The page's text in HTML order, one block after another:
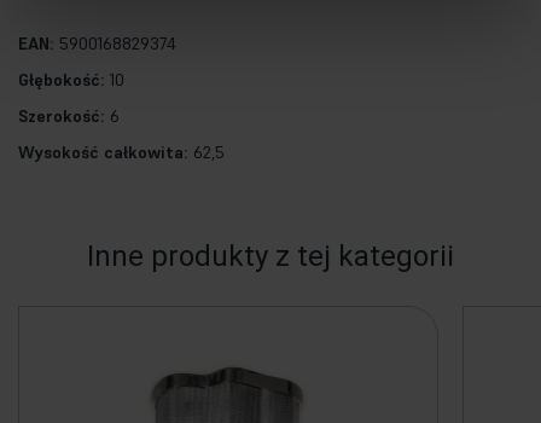
EAN: 5900168829374
Głębokość: 10
Szerokość: 6
Wysokość całkowita: 62,5
Inne produkty z tej kategorii